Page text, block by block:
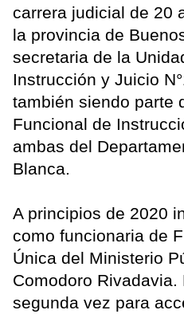
carrera judicial de 20
la provincia de
secretaria de la
Instrucción y Juicio
también siendo parte
Funcional de
ambas del
Blanca.
A principios de 2020
como funcionaria de
Única del Ministerio
Comodoro
segunda vez para